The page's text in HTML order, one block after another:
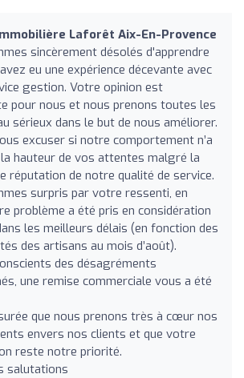
Laforêt Aix-En-Provence
sincèrement désolés d'apprendre
eu une expérience décevante avec
gestion. Votre opinion est
pour nous et nous prenons toutes les
sérieux dans le but de nous améliorer.
excuser si notre comportement n’a
hauteur de vos attentes malgré la
réputation de notre qualité de service.
surpris par votre ressenti, en
problème a été pris en considération
les meilleurs délais (en fonction des
des artisans au mois d’août).
des désagréments
une remise commerciale vous a été
que nous prenons très à cœur nos
envers nos clients et que votre
reste notre priorité.
salutations